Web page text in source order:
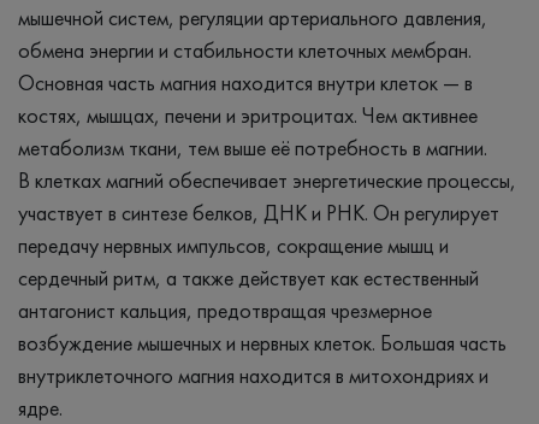
мышечной систем, регуляции артериального давления,
обмена энергии и стабильности клеточных мембран.
Основная часть магния находится внутри клеток — в
костях, мышцах, печени и эритроцитах. Чем активнее
метаболизм ткани, тем выше её потребность в магнии.
В клетках магний обеспечивает энергетические процессы,
участвует в синтезе белков, ДНК и РНК. Он регулирует
передачу нервных импульсов, сокращение мышц и
сердечный ритм, а также действует как естественный
антагонист кальция, предотвращая чрезмерное
возбуждение мышечных и нервных клеток. Большая часть
внутриклеточного магния находится в митохондриях и
ядре.